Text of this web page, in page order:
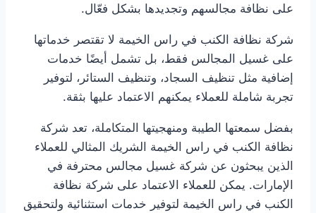
على نظافة مجالسهم وتجديدها بشكل فعّال.
شركة نظافة الكنب في راس الخيمة لا تقتصر خدماتها
على غسيل المجالس فقط، بل تشمل أيضًا خدمات
إضافية مثل تنظيف السجاد، وتنظيف الستائر، لتوفير
تجربة شاملة للعملاء يمكنهم الاعتماد عليها بثقة.
بفضل سمعتها الطيبة ومنهجيتها المتكاملة، تعد شركة
نظافة الكنب في راس الخيمة الشريك المثالي للعملاء
الذين يبحثون عن شركة غسيل مجالس محترفة في
الإمارات. يمكن للعملاء الاعتماد على شركة نظافة
الكنب في راس الخيمة لتوفير خدمات استثنائية ولتحقيق